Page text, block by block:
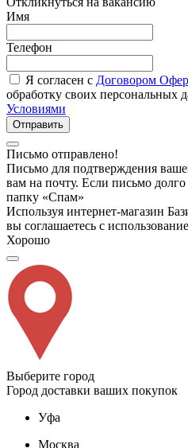
Имя
Телефон
Я согласен с Договором
обработку своих персональных
Условиями
Отправить
Письмо отправлено!
Письмо для подтверждения
вам на почту. Если письмо
папку «Спам»
Используя интернет-магазин
вы соглашаетесь с
Хорошо
Выберите город
Город доставки ваших покупок
Уфа
Москва